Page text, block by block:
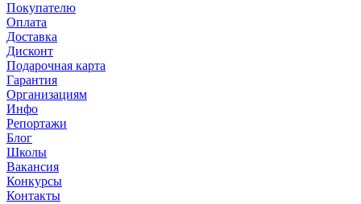
Покупателю
Оплата
Доставка
Дисконт
Подарочная карта
Гарантия
Организациям
Инфо
Репортажи
Блог
Школы
Вакансия
Конкурсы
Контакты